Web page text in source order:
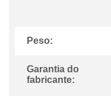
Peso:
Garantia do
fabricante: